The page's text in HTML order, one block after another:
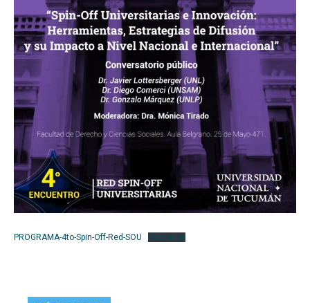
PROGRAMA-4to-Spin-Off-Red-SOU Descarga